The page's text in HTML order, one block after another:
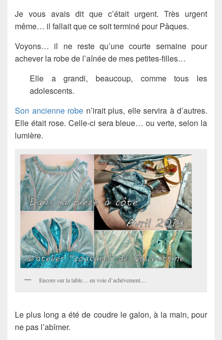
Je vous avais dit que c’était urgent. Très urgent
même… il fallait que ce soit terminé pour Pâques.
Voyons… il ne reste qu’une courte semaine pour
achever la robe de l’aînée de mes petites-filles…
Elle a grandi, beaucoup, comme tous les
adolescents.
Son ancienne robe n’irait plus, elle servira à d’autres.
Elle était rose. Celle-ci sera bleue… ou verte, selon la
lumière.
Encore sur la table… en voie d’achèvement…
Le plus long a été de coudre le galon, à la main, pour
ne pas l’abîmer.